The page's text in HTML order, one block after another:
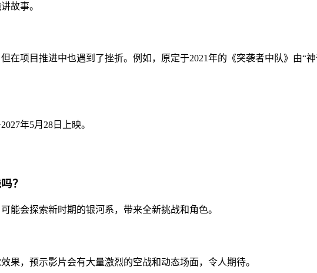
故事。
在项目推进中也遇到了挫折。例如，原定于2021年的《突袭者中队》由“
年5月28日上映。
？
能会探索新时期的银河系，带来全新挑战和角色。
果，预示影片会有大量激烈的空战和动态场面，令人期待。